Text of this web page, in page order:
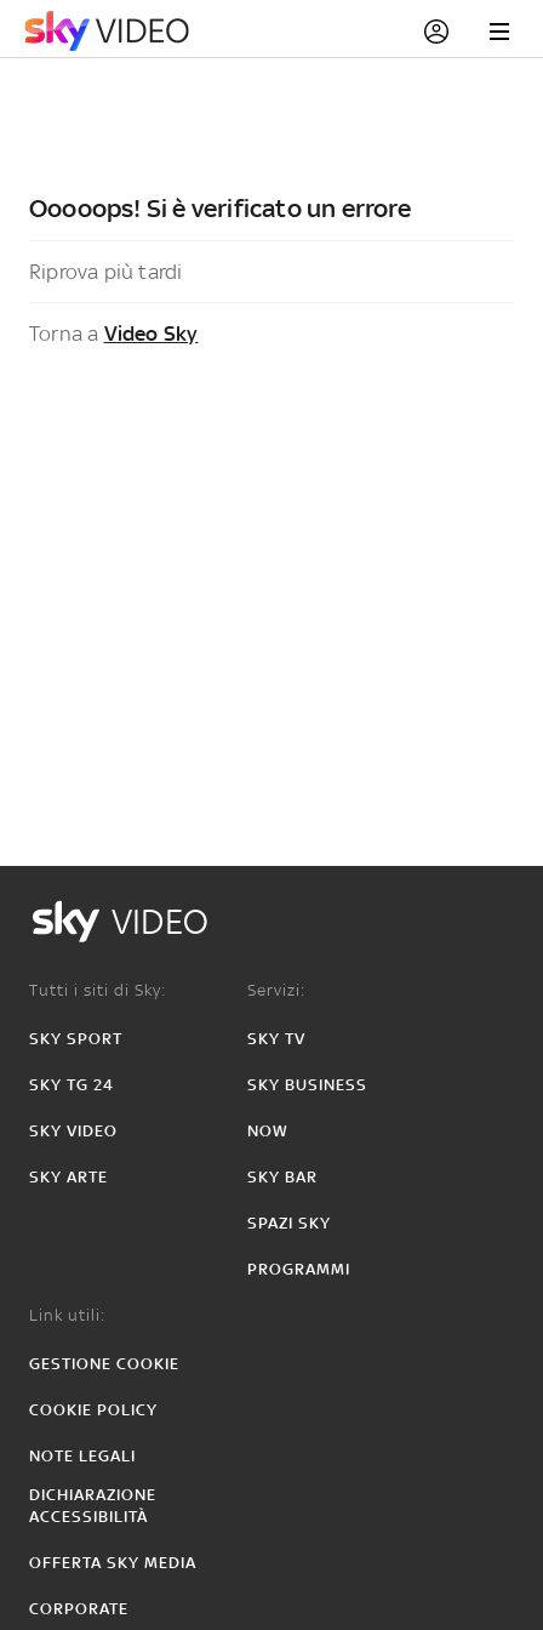
Ooooops! Si è verificato un errore
Riprova più tardi
Torna a Video Sky
VIDEO
Tutti i siti di Sky:
SKY SPORT
SKY TG 24
SKY VIDEO
SKY ARTE
Servizi:
SKY TV
SKY BUSINESS
NOW
SKY BAR
SPAZI SKY
PROGRAMMI
Link utili:
GESTIONE COOKIE
COOKIE POLICY
NOTE LEGALI
DICHIARAZIONE
ACCESSIBILITÀ
OFFERTA SKY MEDIA
CORPORATE